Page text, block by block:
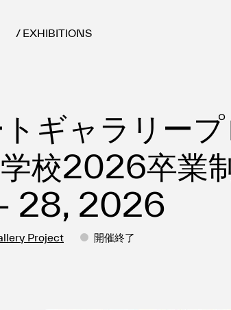
/ EXHIBITIONS
Artworks
Galleries & Museums
Exhibitions
Art Fairs & Events
Press Releases
About
ギャラリー
校2026卒業
28, 2026
Project 開催終了